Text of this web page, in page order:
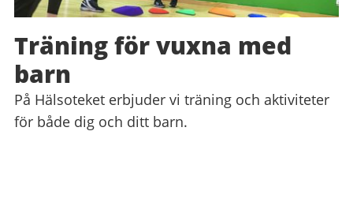
Träning för vuxna med
barn
På Hälsoteket erbjuder vi träning och aktiviteter
för både dig och ditt barn.